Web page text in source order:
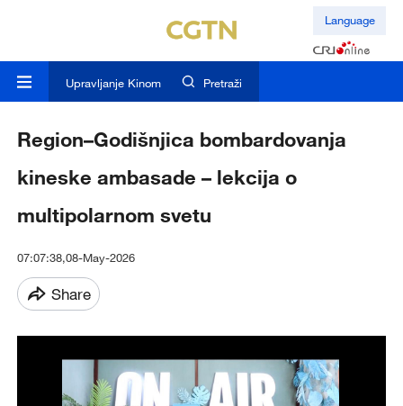
Language
Upravljanje Kinom Pretraži
Region–Godišnjica bombardovanja
kineske ambasade – lekcija o
multipolarnom svetu
07:07:38,08-May-2026
Share